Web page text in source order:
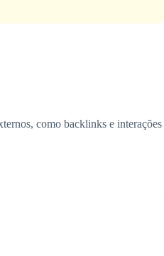
como backlinks e interações